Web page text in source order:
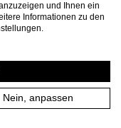
und Ihnen ein
Informationen zu den
Nein, anpassen